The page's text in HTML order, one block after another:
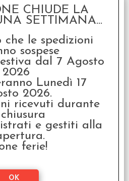
Classici RPG -
Bianco
SCONTO 20%
€ 7,60
CHIUDE LA
SETTIMANA...
che le spedizioni
sospese
dal 7 Agosto
2026
Lunedì 17
2026.
ricevuti durante
e gestiti alla
ferie!